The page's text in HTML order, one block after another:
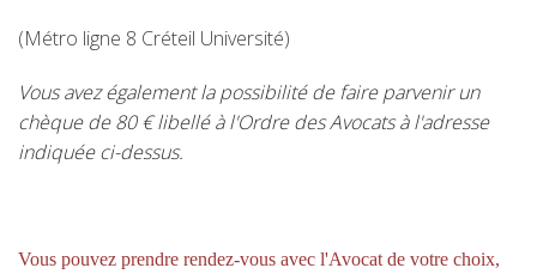
(Métro ligne 8 Créteil Université)
Vous avez également la possibilité de faire parvenir un
chèque de 80 € libellé à l'Ordre des Avocats à l'adresse
indiquée ci-dessus.
Vous pouvez prendre rendez-vous avec l'Avocat de votre choix,